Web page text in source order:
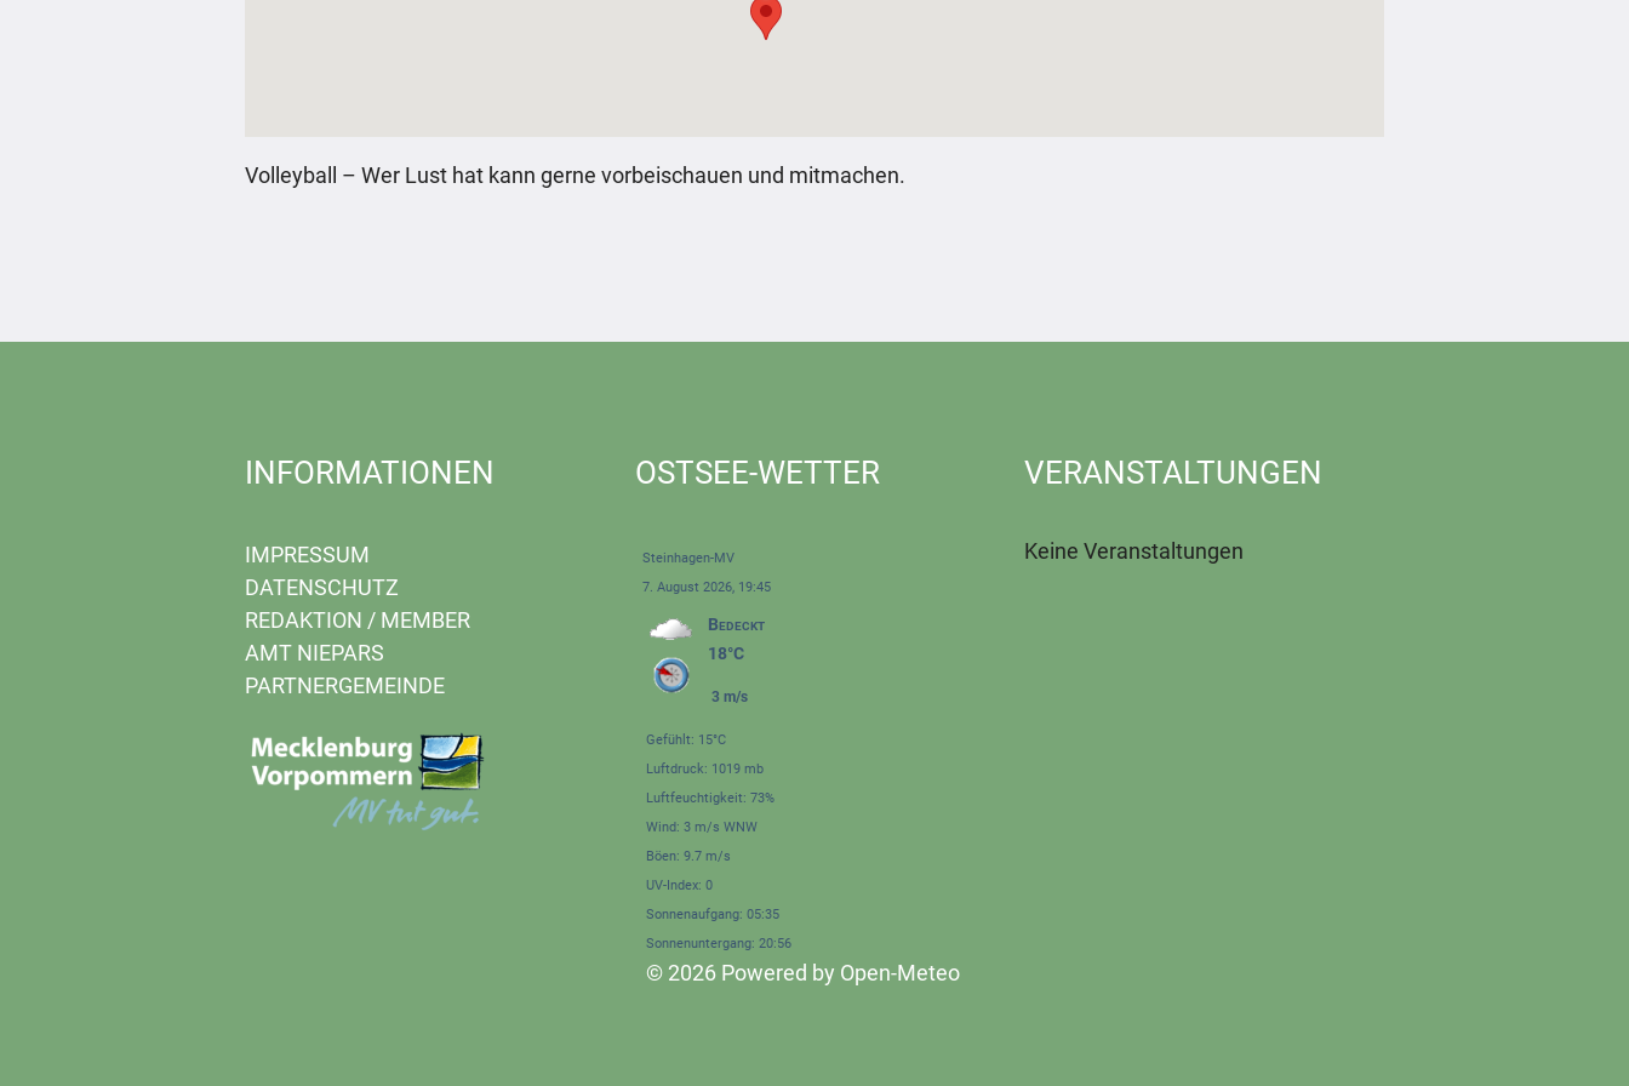
Volleyball – Wer Lust hat kann gerne vorbeischauen und mitmachen.
INFORMATIONEN
IMPRESSUM
DATENSCHUTZ
REDAKTION / MEMBER
AMT NIEPARS
PARTNERGEMEINDE
OSTSEE-WETTER
Steinhagen-MV
7. August 2026, 19:45
Bedeckt
18°C
3 m/s
Gefühlt: 15°C
Luftdruck: 1019 mb
Luftfeuchtigkeit: 73%
Wind: 3 m/s WNW
Böen: 9.7 m/s
UV-Index: 0
Sonnenaufgang: 05:35
Sonnenuntergang: 20:56
© 2026 Powered by Open-Meteo
VERANSTALTUNGEN
Keine Veranstaltungen